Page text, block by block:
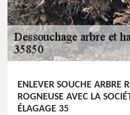
ENLEVER SOUCHE ARBRE
ROGNEUSE AVEC LA
ÉLAGAGE 35